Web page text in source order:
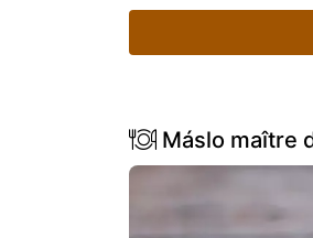
Máslo maître